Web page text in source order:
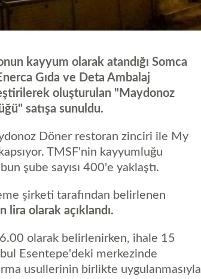
kayyum olarak atandığı Somca
Gıda ve Deta Ambalaj
oluşturulan "Maydonoz
satışa sunuldu.
Döner restoran zinciri ile My
TMSF'nin kayyumluğu
şube sayısı 400'e yaklaştı.
şirketi tarafından belirlenen
olarak açıklandı.
olarak belirlenirken, ihale 15
Esentepe'deki merkezinde
usullerinin birlikte uygulanmasıyla